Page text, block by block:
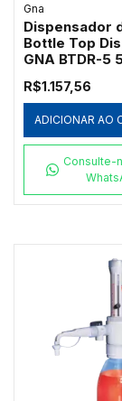
Gna
Dispensador
Bottle Top
GNA BTDR-5
R$1.157,56
ADICIONAR AO
Consulte-